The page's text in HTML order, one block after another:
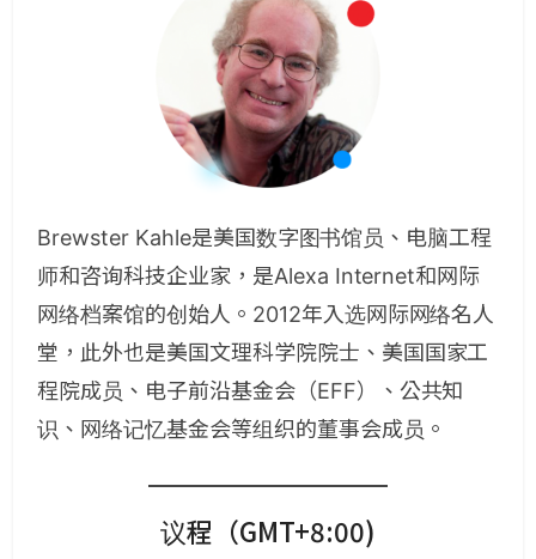
Brewster Kahle是美国数字图书馆员、电脑工程
师和咨询科技企业家，是Alexa Internet和网际
网络档案馆的创始人。2012年入选网际网络名人
堂，此外也是美国文理科学院院士、美国国家工
程院成员、电子前沿基金会（EFF）、公共知
识、网络记忆基金会等组织的董事会成员。
议程（GMT+8:00)